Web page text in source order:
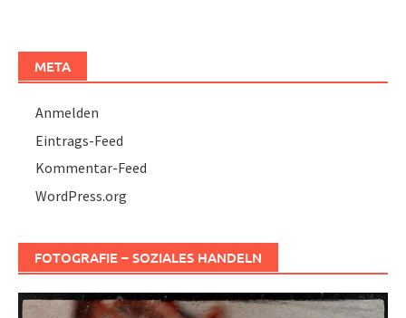
META
Anmelden
Eintrags-Feed
Kommentar-Feed
WordPress.org
FOTOGRAFIE – SOZIALES HANDELN